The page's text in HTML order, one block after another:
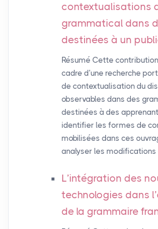
contextualisations
grammatical dans
destinées à un
Résumé Cette
cadre d’une recherche
de contextualisation du
observables dans des
destinées à des
identifier les formes de
mobilisées dans ces
analyser les
L’intégration des
technologies dans
de la grammaire